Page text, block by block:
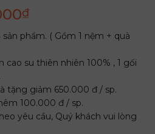
₫Giá
hiện
tại
là:
phẩm. ( Gồm 1 nệm + quà
su thiên nhiên 100% , 1 gối
tặng giảm 650.000 đ / sp.
100.000 đ / sp.
yêu cầu, Quý khách vui lòng